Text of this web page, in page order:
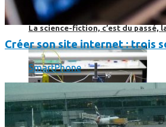
Science
La science-fiction, c’est du passé,
Créer son site internet : trois
SmartPhone